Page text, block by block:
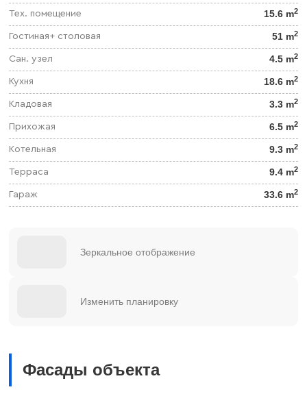
Тех. помещение 15.6 m2
Гостиная+ столовая 51 m2
Сан. узел 4.5 m2
Кухня 18.6 m2
Кладовая 3.3 m2
Прихожая 6.5 m2
Котельная 9.3 m2
Терраса 9.4 m2
Гараж 33.6 m2
Зеркальное отображение
Изменить планировку
Фасады объекта